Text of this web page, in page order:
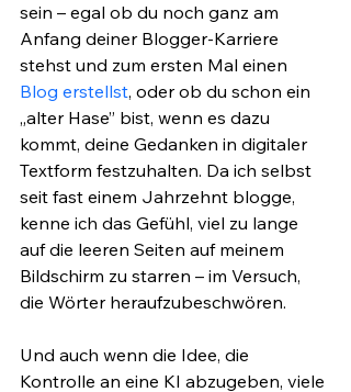
sein – egal ob du noch ganz am
Anfang deiner Blogger-Karriere
stehst und zum ersten Mal einen
Blog erstellst, oder ob du schon ein
„alter Hase” bist, wenn es dazu
kommt, deine Gedanken in digitaler
Textform festzuhalten. Da ich selbst
seit fast einem Jahrzehnt blogge,
kenne ich das Gefühl, viel zu lange
auf die leeren Seiten auf meinem
Bildschirm zu starren – im Versuch,
die Wörter heraufzubeschwören.
Und auch wenn die Idee, die
Kontrolle an eine KI abzugeben, viele